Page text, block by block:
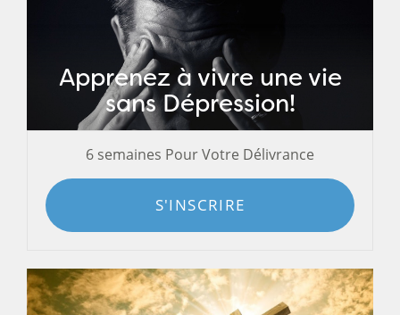
Apprenez à vivre une vie
sans Dépression!
6 semaines Pour Votre Délivrance
S'INSCRIRE